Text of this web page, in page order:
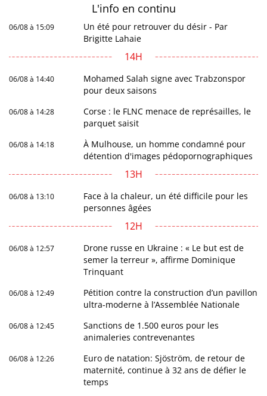
L'info en continu
06/08 à 15:09
Un été pour retrouver du désir - Par
Brigitte Lahaie
14H
06/08 à 14:40
Mohamed Salah signe avec Trabzonspor
pour deux saisons
06/08 à 14:28
Corse : le FLNC menace de représailles, le
parquet saisit
06/08 à 14:18
À Mulhouse, un homme condamné pour
détention d'images pédopornographiques
13H
06/08 à 13:10
Face à la chaleur, un été difficile pour les
personnes âgées
12H
06/08 à 12:57
Drone russe en Ukraine : « Le but est de
semer la terreur », affirme Dominique
Trinquant
06/08 à 12:49
Pétition contre la construction d’un pavillon
ultra-moderne à l’Assemblée Nationale
06/08 à 12:45
Sanctions de 1.500 euros pour les
animaleries contrevenantes
06/08 à 12:26
Euro de natation: Sjöström, de retour de
maternité, continue à 32 ans de défier le
temps